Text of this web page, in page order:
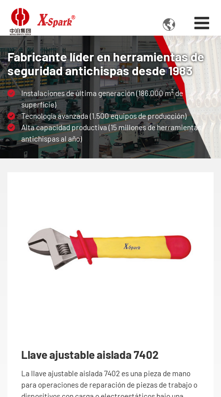

Fabricante líder en herramientas de
seguridad antichispas desde 1983
Instalaciones de última generación (186.000 m² de
superficie)
Tecnología avanzada (1.500 equipos de producción)
Alta capacidad productiva (15 millones de herramientas
antichispas al año)
Llave ajustable aislada 7402
La llave ajustable aislada 7402 es una pieza de mano
para operaciones de reparación de piezas de trabajo o